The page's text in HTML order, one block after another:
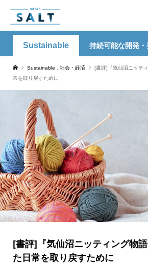
Sustainable 持続可能な開発
Sustainable 社会・経済
[書評]『気仙沼ニッテ
常を取り戻すために
[書評]『気仙沼ニッティング物
た日常を取り戻すために